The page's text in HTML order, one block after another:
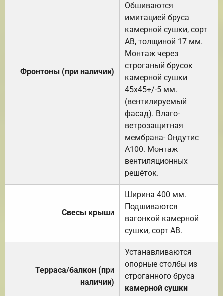
Фронтоны (при наличии)
Обшиваются
имитацией бруса
камерной сушки, сорт
АВ, толщиной 17 мм.
Монтаж через
строганый брусок
камерной сушки
45х45+/-5 мм.
(вентилируемый
фасад). Влаго-
ветрозащитная
мембрана- Ондутис
А100. Монтаж
вентиляционных
решёток.
Свесы крыши
Ширина 400 мм.
Подшиваются
вагонкой камерной
сушки, сорт АВ.
Терраса/балкон (при
наличии)
Устанавливаются
опорные столбы из
строганного бруса
камерной сушки